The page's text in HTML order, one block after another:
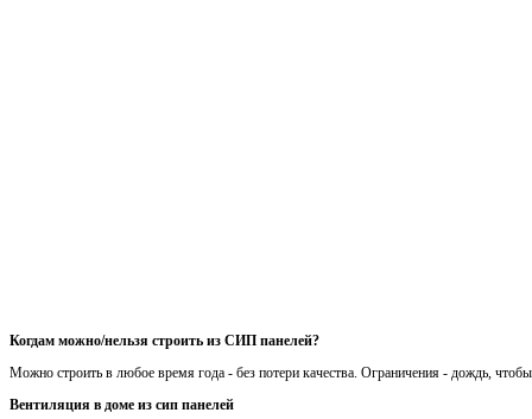
Когдам можно/нельзя строить из СИП панелей?
Можно строить в любое время года - без потери качества. Ограничения - дождь,
Вентиляция в доме из сип панелей